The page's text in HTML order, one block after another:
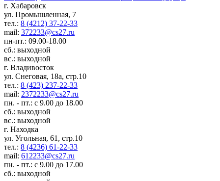
г. Хабаровск
ул. Промышленная, 7
тел.: 8 (4212) 37-22-33
mail: 372233@cs27.ru
пн-пт.: 09.00-18.00
сб.: выходной
вс.: выходной
г. Владивосток
ул. Снеговая, 18а, стр.10
тел.: 8 (423) 237-22-33
mail: 2372233@cs27.ru
пн. - пт.: с 9.00 до 18.00
сб.: выходной
вс.: выходной
г. Находка
ул. Угольная, 61, стр.10
тел.: 8 (4236) 61-22-33
mail: 612233@cs27.ru
пн. - пт.: с 9.00 до 17.00
сб.: выходной